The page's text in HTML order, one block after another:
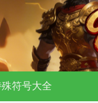
符号大全